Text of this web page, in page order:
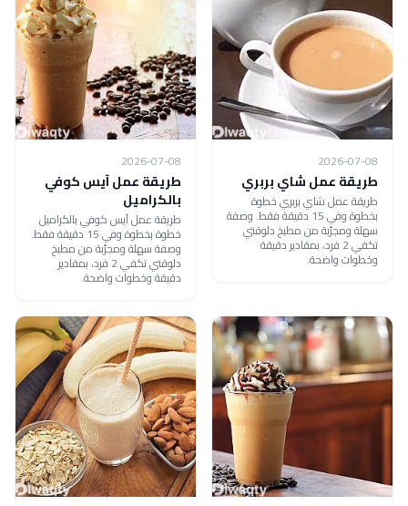
2026-07-08
طريقة عمل شاي بربري
طريقة عمل شاي بربري خطوة
بخطوة وفي 15 دقيقة فقط. وصفة
سهلة ومجرّبة من مطبخ دلوقتي
تكفي 2 فرد، بمقادير دقيقة
وخطوات واضحة.
2026-07-08
طريقة عمل آيس كوفي
بالكراميل
طريقة عمل آيس كوفي بالكراميل
خطوة بخطوة وفي 15 دقيقة فقط.
وصفة سهلة ومجرّبة من مطبخ
دلوقتي تكفي 2 فرد، بمقادير
دقيقة وخطوات واضحة.